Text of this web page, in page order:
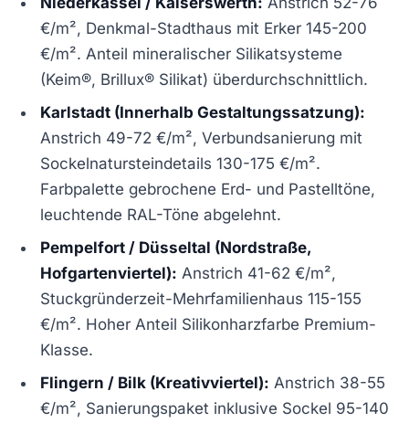
€/m², Denkmal-Stadthaus mit Erker 145-200
€/m². Anteil mineralischer Silikatsysteme
(Keim®, Brillux® Silikat) überdurchschnittlich.
Karlstadt (Innerhalb Gestaltungssatzung):
Anstrich 49-72 €/m², Verbundsanierung mit
Sockelnatursteindetails 130-175 €/m².
Farbpalette gebrochene Erd- und Pastelltöne,
leuchtende RAL-Töne abgelehnt.
Pempelfort / Düsseltal (Nordstraße,
Hofgartenviertel): Anstrich 41-62 €/m²,
Stuckgründerzeit-Mehrfamilienhaus 115-155
€/m². Hoher Anteil Silikonharzfarbe Premium-
Klasse.
Flingern / Bilk (Kreativviertel): Anstrich 38-55
€/m², Sanierungspaket inklusive Sockel 95-140